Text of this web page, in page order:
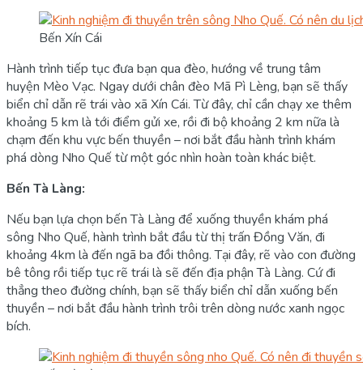
Bến Xín Cái
Hành trình tiếp tục đưa bạn qua đèo, hướng về trung tâm
huyện Mèo Vạc. Ngay dưới chân đèo Mã Pì Lèng, bạn sẽ thấy
biển chỉ dẫn rẽ trái vào xã Xín Cái. Từ đây, chỉ cần chạy xe thêm
khoảng 5 km là tới điểm gửi xe, rồi đi bộ khoảng 2 km nữa là
chạm đến khu vực bến thuyền – nơi bắt đầu hành trình khám
phá dòng Nho Quế từ một góc nhìn hoàn toàn khác biệt.
Bến Tà Làng:
Nếu bạn lựa chọn bến Tà Làng để xuống thuyền khám phá
sông Nho Quế, hành trình bắt đầu từ thị trấn Đồng Văn, đi
khoảng 4km là đến ngã ba đồi thông. Tại đây, rẽ vào con đường
bê tông rồi tiếp tục rẽ trái là sẽ đến địa phận Tà Làng. Cứ đi
thẳng theo đường chính, bạn sẽ thấy biển chỉ dẫn xuống bến
thuyền – nơi bắt đầu hành trình trôi trên dòng nước xanh ngọc
bích.